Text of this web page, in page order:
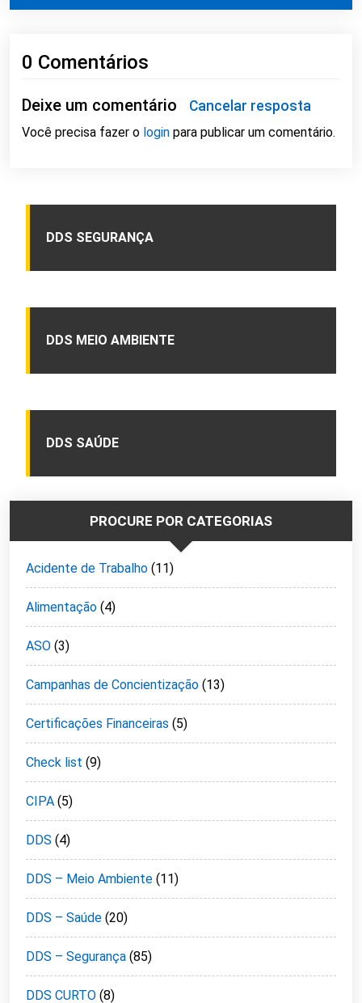
0 Comentários
Deixe um comentário Cancelar resposta
Você precisa fazer o login para publicar um comentário.
DDS SEGURANÇA
DDS MEIO AMBIENTE
DDS SAÚDE
PROCURE POR CATEGORIAS
Acidente de Trabalho (11)
Alimentação (4)
ASO (3)
Campanhas de Concientização (13)
Certificações Financeiras (5)
Check list (9)
CIPA (5)
DDS (4)
DDS – Meio Ambiente (11)
DDS – Saúde (20)
DDS – Segurança (85)
DDS CURTO (8)